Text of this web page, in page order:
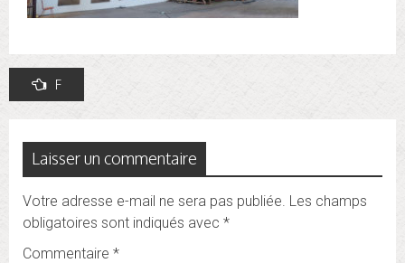
Navigation
de
F
Laisser un commentaire
Votre adresse e-mail ne sera pas publiée. Les champs
obligatoires sont indiqués avec *
Commentaire *